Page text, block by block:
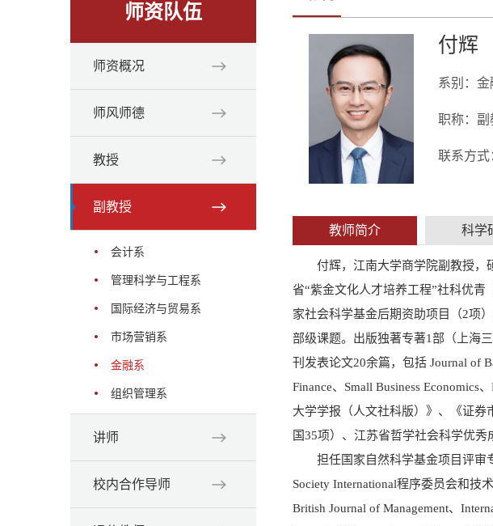
师资队伍
师资概况
师风师德
教授
副教授
会计系
管理科学与工程系
国际经济与贸易系
市场营销系
金融系
组织管理系
讲师
校内合作导师
付辉
系别：金
职称：副
联系方式
教师简介 科学
付辉，江南大学商学院副教授，
省“紫金文化人才培养工程”社科优青
家社会科学基金后期资助项目（2项
部级课题。出版独著专著1部（上海
刊发表论文20余篇，包括 Journal of
Finance、Small Business Economics
大学学报（人文社科版）》、《证券
国35项）、江苏省哲学社会科学优
担任国家自然科学基金项目评审
Society International程序委员会和技
British Journal of Management、